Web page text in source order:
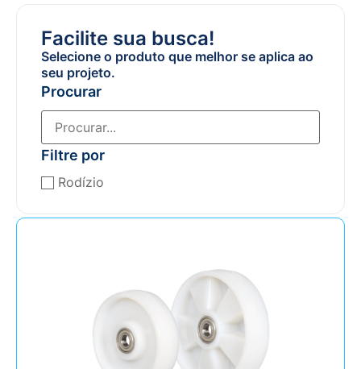
Facilite sua busca!
Selecione o produto que melhor se aplica ao
seu projeto.
Procurar
Filtre por
Rodízio